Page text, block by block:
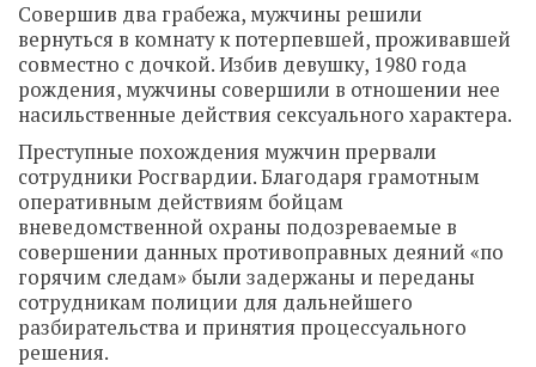
Совершив два грабежа, мужчины решили
вернуться в комнату к потерпевшей, проживавшей
совместно с дочкой. Избив девушку, 1980 года
рождения, мужчины совершили в отношении нее
насильственные действия сексуального характера.
Преступные похождения мужчин прервали
сотрудники Росгвардии. Благодаря грамотным
оперативным действиям бойцам
вневедомственной охраны подозреваемые в
совершении данных противоправных деяний «по
горячим следам» были задержаны и переданы
сотрудникам полиции для дальнейшего
разбирательства и принятия процессуального
решения.